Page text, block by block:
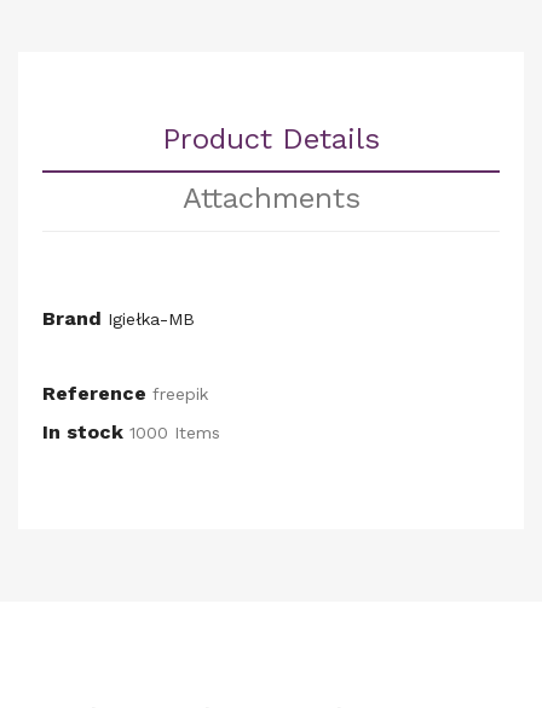
Product Details
Attachments
Brand Igiełka-MB
Reference freepik
In stock 1000 Items